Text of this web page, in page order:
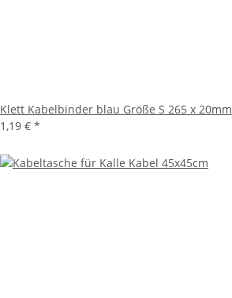
Klett Kabelbinder blau Größe S 265 x 20mm
1,19 € *